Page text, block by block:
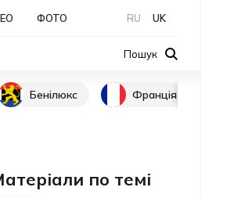
ФОТО RU UK
Пошук
Бенілюкс Франція
по темі